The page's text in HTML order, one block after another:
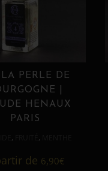
PERLE DE
|
HENAUX
PARIS
, ,
de 6,90€